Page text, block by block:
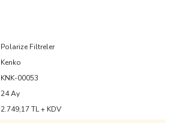
Polarize Filtreler
Kenko
KNK-00053
24 Ay
2.749,17 TL + KDV